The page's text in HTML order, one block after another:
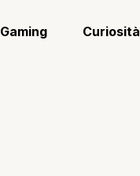
Gaming Curiosità